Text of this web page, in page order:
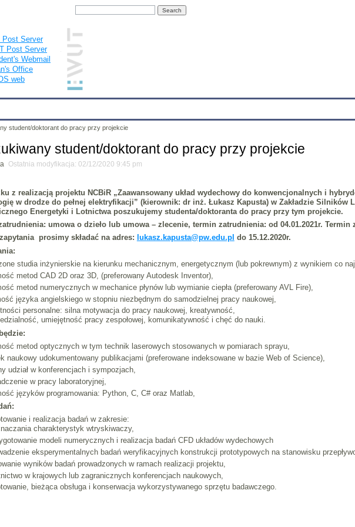
Post Server
Post Server
Webmail
Office
web
student/doktorant do pracy przy projekcie
student/doktorant do pracy przy projekcie
Ostatnia modyfikacja: 02/12/2020 9:45 pm
z realizacją projektu NCBiR „Zaawansowany układ wydechowy do konwencjonalnych i
w drodze do pełnej elektryfikacji” (kierownik: dr inż. Łukasz Kapusta) w Zakładzie Silników
Energetyki i Lotnictwa poszukujemy studenta/doktoranta do pracy przy tym projekcie.
umowa o dzieło lub umowa – zlecenie, termin zatrudnienia: od 04.01.2021r.
prosimy składać na adres:
lukasz.kapusta@pw.edu.pl do 15.12.2020r.
studia inżynierskie na kierunku mechanicznym, energetycznym (lub pokrewnym) z wynikiem co
metod CAD 2D oraz 3D, (preferowany Autodesk Inventor),
metod numerycznych w mechanice płynów lub wymianie ciepła (preferowany AVL Fire),
języka angielskiego w stopniu niezbędnym do samodzielnej pracy naukowej,
personalne: silna motywacja do pracy naukowej, kreatywność,
umiejętność pracy zespołowej, komunikatywność i chęć do nauki.
metod optycznych w tym technik laserowych stosowanych w pomiarach sprayu,
naukowy udokumentowany publikacjami (preferowane indeksowane w bazie Web of Science),
udział w konferencjach i sympozjach,
w pracy laboratoryjnej,
języków programowania: Python, C, C# oraz Matlab,
i realizacja badań w zakresie:
charakterystyk wtryskiwaczy,
modeli numerycznych i realizacja badań CFD układów wydechowych
eksperymentalnych badań weryfikacyjnych konstrukcji prototypowych na stanowisku
wyników badań prowadzonych w ramach realizacji projektu,
w krajowych lub zagranicznych konferencjach naukowych,
bieżąca obsługa i konserwacja wykorzystywanego sprzętu badawczego.